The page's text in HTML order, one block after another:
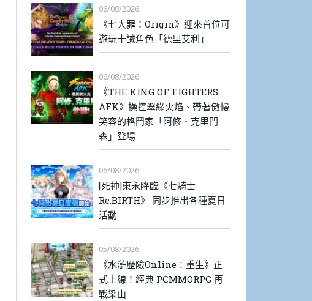
06/08/2026
《七大罪：Origin》迎來首位可
遊玩十誡角色「德里艾利」
06/08/2026
《THE KING OF FIGHTERS
AFK》操控翠綠火焰、帶著傲慢
笑容的格鬥家「阿修．克里門
森」登場
06/08/2026
[死神]東永降臨《七騎士
Re:BIRTH》 同步推出各種夏日
活動
05/08/2026
《水滸歷險Online：重生》正
式上線！經典 PCMMORPG 再
戰梁山